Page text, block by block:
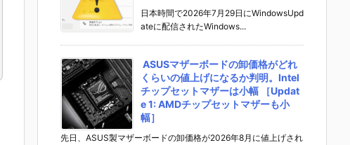
日本時間で2026年7月29日にWindowsUpd
ateに配信されたWindows...
ASUSマザーボードの卸価格がどれ
くらいの値上げになるか判明。Intel
チップセットマザーは小幅 ［Updat
e 1: AMDチップセットマザーも小
幅］
先日、ASUS製マザーボードの卸価格が2026年8月に値上げされ